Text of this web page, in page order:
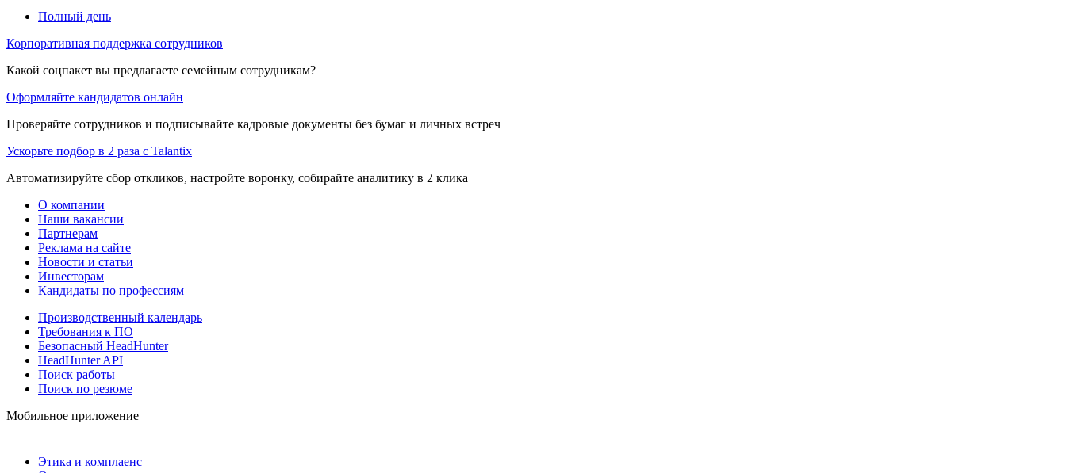
Полный день
Корпоративная поддержка сотрудников
Какой соцпакет вы предлагаете семейным сотрудникам?
Оформляйте кандидатов онлайн
Проверяйте сотрудников и подписывайте кадровые документы без бумаг и личных встреч
Ускорьте подбор в 2 раза с Talantix
Автоматизируйте сбор откликов, настройте воронку, собирайте аналитику в 2 клика
О компании
Наши вакансии
Партнерам
Реклама на сайте
Новости и статьи
Инвесторам
Кандидаты по профессиям
Производственный календарь
Требования к ПО
Безопасный HeadHunter
HeadHunter API
Поиск работы
Поиск по резюме
Мобильное приложение
Этика и комплаенс